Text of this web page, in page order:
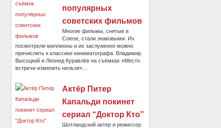
популярных
советских фильмов
Многие фильмы, снятые в
Союзе, стали знаковыми. Их
посмотрели миллионы и их заслуженно можно
причислить к классике кинематографа. Владимир
Высоцкий и Леонид Куравлёв на съёмках «Место
встречи изменить нельзя»...
Актёр Питер
Капальди покинет
сериал “Доктор Кто”
Шотландский актер и режиссер